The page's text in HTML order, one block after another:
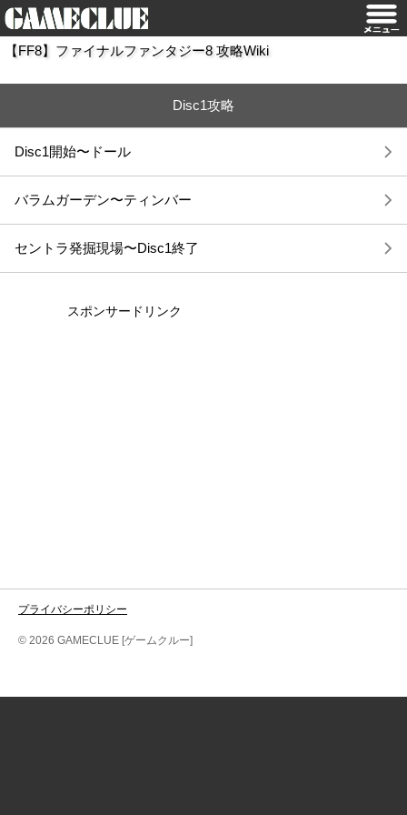
【FF8】ファイナルファンタジー8 攻略Wiki
Disc1攻略
Disc1開始〜ドール
バラムガーデン〜ティンバー
セントラ発掘現場〜Disc1終了
スポンサードリンク
プライバシーポリシー
© 2026 GAMECLUE [ゲームクルー]